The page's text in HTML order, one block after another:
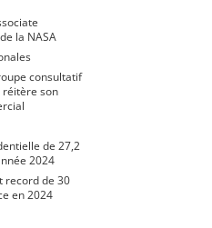
la NASA
consultatif
réitère son
de 27,2
2024
record de 30
en 2024